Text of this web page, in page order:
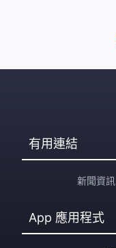
有用連結
新聞資訊
App 應用程式